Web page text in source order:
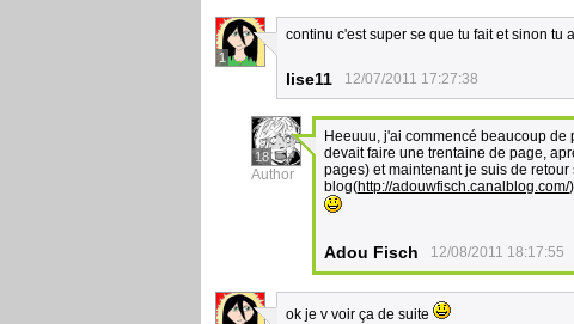
1
continu c'est super se que tu fait et sinon tu
lise11 12/07/2011 17:27:38
18
Author
Heeuuu, j'ai commencé beaucoup
devait faire une trentaine de page,
pages) et maintenant je suis de
blog(http://adouwfisch.canalblog.com/
Adou Fisch 12/08/2011 18:17:55
ok je v voir ça de suite